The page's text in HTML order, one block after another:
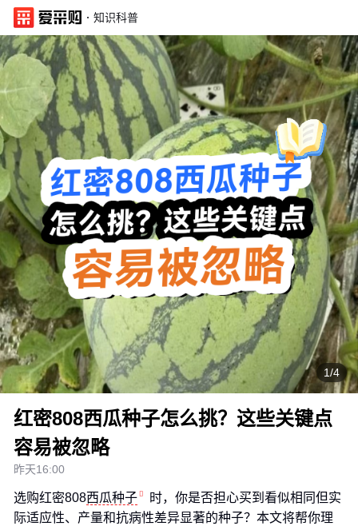
· 知识科普
1/4
红密808西瓜种子怎么挑？这些关键点
容易被忽略
昨天16:00
选购红密808西瓜种子
时，你是否担心买到看似相同但实
际适应性、产量和抗病性差异显著的种子？本文将帮你理